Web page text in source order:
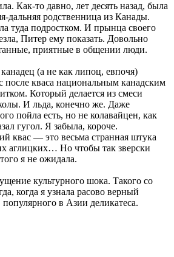
Как-то давно, лет десять назад, была
дальняя родственница из Канады.
туда подростком. И прынца своего
Питер ему показать. Довольно
приятные в общении люди.
(а не как липоц, евпочя)
после кваса национальным канадским
Который делается из смеси
И льда, конечно же. Даже
пойла есть, но не колавайцен, как
гугол. Я забыла, короче.
квас — это весьма странная штука
аглицких… Но чтобы так зверски
я не ожидала.
культурного шока. Такого со
когда я узнала расово верный
в Азии деликатеса.